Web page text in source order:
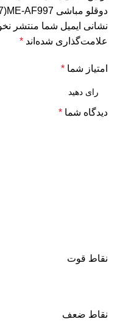
دوقلو مباشی ME-AF997(7روز ضمانت تست کالا)”
نشانی ایمیل شما منتشر
علامت‌گذاری شده‌اند *
امتیاز شما *
دیدگاه شما *
نقاط قوت
نقاط ضعف